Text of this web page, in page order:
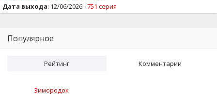
Дата выхода: 12/06/2026 -751 серия
Популярное
Рейтинг Комментарии
Зимородок